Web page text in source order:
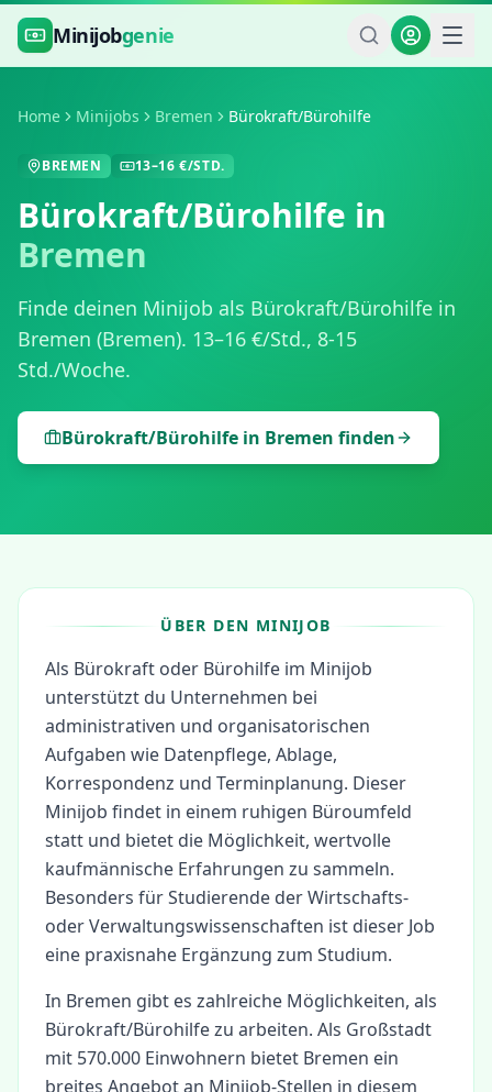
Zum Hauptinhalt springen
Minijobgenie
Home Minijobs Bremen Bürokraft/Bürohilfe
BREMEN 13–16 €/STD.
Bürokraft/Bürohilfe in
Bremen
Finde deinen Minijob als Bürokraft/Bürohilfe in
Bremen (Bremen). 13–16 €/Std., 8-15
Std./Woche.
Bürokraft/Bürohilfe in Bremen finden
ÜBER DEN MINIJOB
Als Bürokraft oder Bürohilfe im Minijob
unterstützt du Unternehmen bei
administrativen und organisatorischen
Aufgaben wie Datenpflege, Ablage,
Korrespondenz und Terminplanung. Dieser
Minijob findet in einem ruhigen Büroumfeld
statt und bietet die Möglichkeit, wertvolle
kaufmännische Erfahrungen zu sammeln.
Besonders für Studierende der Wirtschafts-
oder Verwaltungswissenschaften ist dieser Job
eine praxisnahe Ergänzung zum Studium.
In Bremen gibt es zahlreiche Möglichkeiten, als
Bürokraft/Bürohilfezu arbeiten. Als Großstadt
mit 570.000 Einwohnern bietet Bremen ein
breites Angebot an Minijob-Stellen in diesem